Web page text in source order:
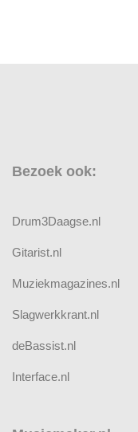
Bezoek ook:
Drum3Daagse.nl
Gitarist.nl
Muziekmagazines.nl
Slagwerkkrant.nl
deBassist.nl
Interface.nl